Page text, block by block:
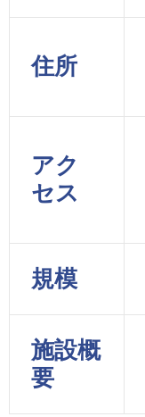
住所
アク
セス
規模
施設概
要